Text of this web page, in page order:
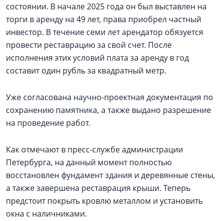
состоянии. В начале 2025 года он был выставлен на
торги в аренду на 49 лет, права приобрел частный
инвестор. В течение семи лет арендатор обязуется
провести реставрацию за свой счет. После
исполнения этих условий плата за аренду в год
составит один рубль за квадратный метр.
Уже согласована научно-проектная документация по
сохранению памятника, а также выдано разрешение
на проведение работ.
Как отмечают в пресс-службе администрации
Петербурга, на данный момент полностью
восстановлен фундамент здания и деревянные стены,
а также завершена реставрация крыши. Теперь
предстоит покрыть кровлю металлом и установить
окна с наличниками.